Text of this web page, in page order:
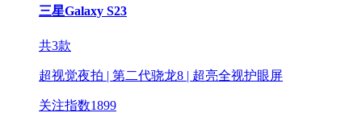
三星Galaxy S23
共3款
超视觉夜拍 | 第二代骁龙8 | 超亮全视护眼屏
关注指数1899